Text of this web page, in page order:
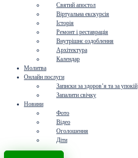
Святий апостол
Віртуальна екскурсія
Історія
Ремонт і реставрація
Внутрішнє оздоблення
Архітектура
Календар
Молитва
Онлайн послуги
Записки за здоров’я та за упокій
Запалити свічку
Новини
Фото
Відео
Оголошення
Діти